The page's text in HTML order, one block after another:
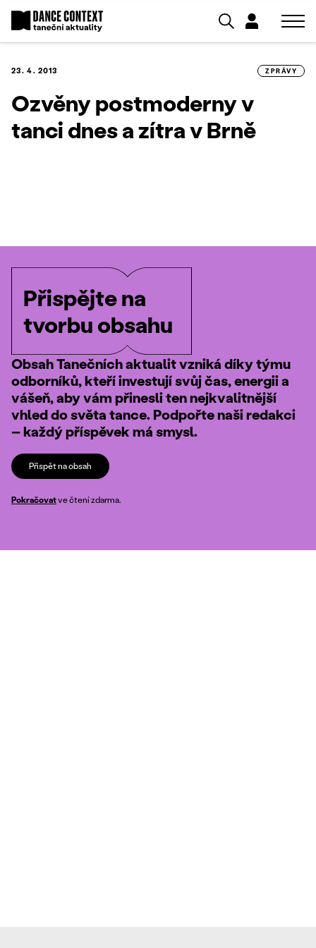
23. 4. 2013 ZPRÁVY
Ozvěny postmoderny v
tanci dnes a zítra v Brně
Přispějte na
tvorbu obsahu
Obsah Tanečních aktualit vzniká díky týmu
odborníků, kteří investují svůj čas, energii a
vášeň, aby vám přinesli ten nejkvalitnější
vhled do světa tance. Podpořte naši redakci
– každý příspěvek má smysl.
Přispět na obsah
Pokračovatve čtení zdarma.